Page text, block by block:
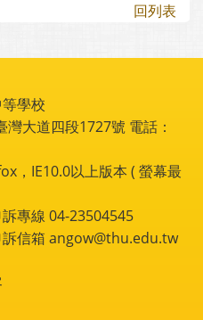
回列表
學校
大道四段1727號 電話：
，IE10.0以上版本 ( 螢幕最
專線 04-23504545
信箱 angow@thu.edu.tw